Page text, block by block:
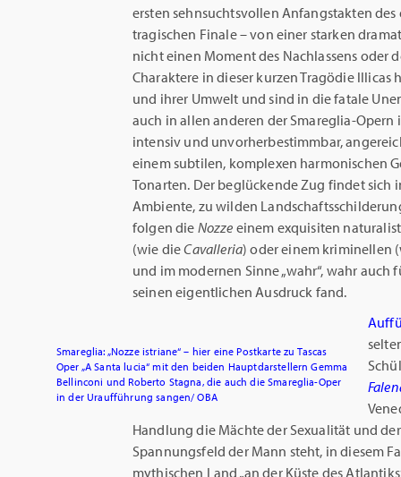
ersten sehnsuchtsvollen Anfangstakten
tragischen Finale – von einer starken
nicht einen Moment des Nachlassens oder
Charaktere in dieser kurzen Tragödie lllicas
und ihrer Umwelt und sind in die fatale
auch in allen anderen der Smareglia-Opern
intensiv und unvorherbestimmbar,
einem subtilen, komplexen harmonischen
Tonarten. Der beglückende Zug findet sich
Ambiente, zu wilden
folgen die Nozze einem exquisiten
(wie dieCavalleria) oder einem kriminellen
und im modernen Sinne „wahr“, wahr
seinen eigentlichen Ausdruck fand.
Smareglia: „Nozze istriane“ – hier eine Postkarte zu Tascas
Oper „A Santa lucia“ mit den beiden Hauptdarstellern Gemma
Bellinconi und Roberto Stagna, die auch die Smareglia-Oper
in der Uraufführung sangen/ OBA
Handlung die Mächte der Sexualität und
Spannungsfeld der Mann steht, in diesem
mythischen Land „an der Küste des